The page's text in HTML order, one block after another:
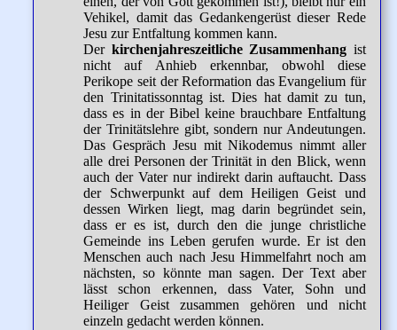
Vehikel, damit das Gedankengerüst dieser Rede
Jesu zur Entfaltung kommen kann.
Der kirchenjahreszeitliche Zusammenhang ist
nicht auf Anhieb erkennbar, obwohl diese
Perikope seit der Reformation das Evangelium für
den Trinitatissonntag ist. Dies hat damit zu tun,
dass es in der Bibel keine brauchbare Entfaltung
der Trinitätslehre gibt, sondern nur Andeutungen.
Das Gespräch Jesu mit Nikodemus nimmt aller
alle drei Personen der Trinität in den Blick, wenn
auch der Vater nur indirekt darin auftaucht. Dass
der Schwerpunkt auf dem Heiligen Geist und
dessen Wirken liegt, mag darin begründet sein,
dass er es ist, durch den die junge christliche
Gemeinde ins Leben gerufen wurde. Er ist den
Menschen auch nach Jesu Himmelfahrt noch am
nächsten, so könnte man sagen. Der Text aber
lässt schon erkennen, dass Vater, Sohn und
Heiliger Geist zusammen gehören und nicht
einzeln gedacht werden können.